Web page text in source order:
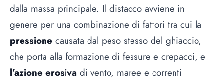
dalla massa principale. Il distacco avviene in
genere per una combinazione di fattori tra cui la
pressione causata dal peso stesso del ghiaccio,
che porta alla formazione di fessure e crepacci, e
l’azione erosiva di vento, maree e correnti